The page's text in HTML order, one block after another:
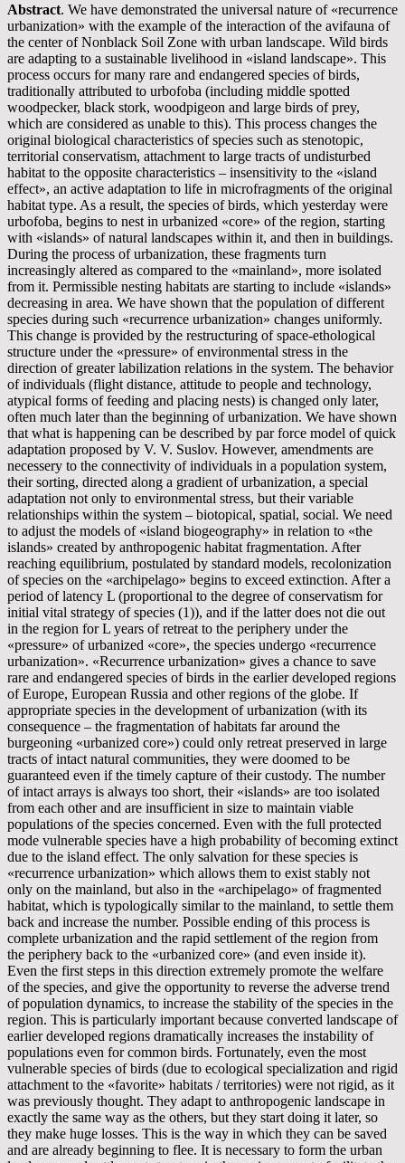
Abstract. We have demonstrated the universal nature of «recurrence
urbanization» with the example of the interaction of the avifauna of
the center of Nonblack Soil Zone with urban landscape. Wild birds
are adapting to a sustainable livelihood in «island landscape». This
process occurs for many rare and endangered species of birds,
traditionally attributed to urbofoba (including middle spotted
woodpecker, black stork, woodpigeon and large birds of prey,
which are considered as unable to this). This process changes the
original biological characteristics of species such as stenotopic,
territorial conservatism, attachment to large tracts of undisturbed
habitat to the opposite characteristics – insensitivity to the «island
effect», an active adaptation to life in microfragments of the original
habitat type. As a result, the species of birds, which yesterday were
urbofoba, begins to nest in urbanized «core» of the region, starting
with «islands» of natural landscapes within it, and then in buildings.
During the process of urbanization, these fragments turn
increasingly altered as compared to the «mainland», more isolated
from it. Permissible nesting habitats are starting to include «islands»
decreasing in area. We have shown that the population of different
species during such «recurrence urbanization» changes uniformly.
This change is provided by the restructuring of space-ethological
structure under the «pressure» of environmental stress in the
direction of greater labilization relations in the system. The behavior
of individuals (flight distance, attitude to people and technology,
atypical forms of feeding and placing nests) is changed only later,
often much later than the beginning of urbanization. We have shown
that what is happening can be described by par forсe model of quick
adaptation proposed by V. V. Suslov. However, amendments are
necessery to the connectivity of individuals in a population system,
their sorting, directed along a gradient of urbanization, a special
adaptation not only to environmental stress, but their variable
relationships within the system – biotopical, spatial, social. We need
to adjust the models of «island biogeography» in relation to «the
islands» created by anthropogenic habitat fragmentation. After
reaching equilibrium, postulated by standard models, recolonization
of species on the «archipelago» begins to exceed extinction. After a
period of latency L (proportional to the degree of conservatism for
initial vital strategy of species (1)), and if the latter does not die out
in the region for L years of retreat to the periphery under the
«pressure» of urbanized «core», the species undergo «recurrence
urbanization». «Recurrence urbanization» gives a chance to save
rare and endangered species of birds in the earlier developed regions
of Europe, European Russia and other regions of the globe. If
appropriate species in the development of urbanization (with its
consequence – the fragmentation of habitats far around the
burgeoning «urbanized core») could only retreat preserved in large
tracts of intact natural communities, they were doomed to be
guaranteed even if the timely capture of their custody. The number
of intact arrays is always too short, their «islands» are too isolated
from each other and are insufficient in size to maintain viable
populations of the species concerned. Even with the full protected
mode vulnerable species have a high probability of becoming extinct
due to the island effect. The only salvation for these species is
«recurrence urbanization» which allows them to exist stably not
only on the mainland, but also in the «archipelago» of fragmented
habitat, which is typologically similar to the mainland, to settle them
back and increase the number. Possible ending of this process is
complete urbanization and the rapid settlement of the region from
the periphery back to the «urbanized core» (and even inside it).
Even the first steps in this direction extremely promote the welfare
of the species, and give the opportunity to reverse the adverse trend
of population dynamics, to increase the stability of the species in the
region. This is particularly important because converted landscape of
earlier developed regions dramatically increases the instability of
populations even for common birds. Fortunately, even the most
vulnerable species of birds (due to ecological specialization and rigid
attachment to the «favorite» habitats / territories) were not rigid, as it
was previously thought. They adapt to anthropogenic landscape in
exactly the same way as the others, but they start doing it later, so
they make huge losses. This is the way in which they can be saved
and are already beginning to flee. It is necessary to form the urban